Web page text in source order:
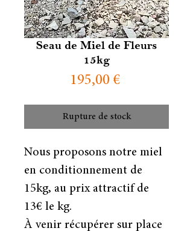
Seau de Miel de Fleurs
15kg
195,00 €Prix
Rupture de stock
Nous proposons notre miel
en conditionnement de
15kg, au prix attractif de
13€ le kg.
À venir récupérer sur place